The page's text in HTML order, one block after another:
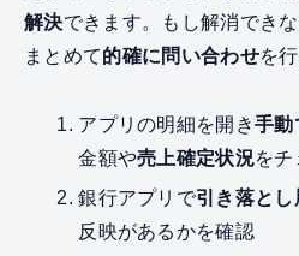
解決できます。もし解消でき
まとめて的確に問い合わせを
アプリの明細を開き手動
金額や売上確定状況をチ
銀行アプリで引き落とし
反映があるかを確認